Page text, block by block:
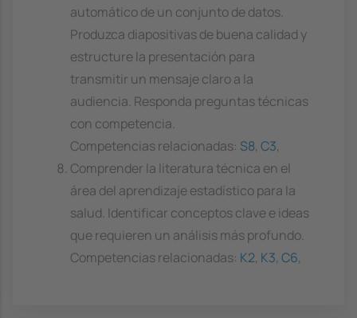
automático de un conjunto de datos.
Produzca diapositivas de buena calidad y
estructure la presentación para
transmitir un mensaje claro a la
audiencia. Responda preguntas técnicas
con competencia.
Competencias relacionadas: S8, C3,
Comprender la literatura técnica en el
área del aprendizaje estadístico para la
salud. Identificar conceptos clave e ideas
que requieren un análisis más profundo.
Competencias relacionadas: K2, K3, C6,